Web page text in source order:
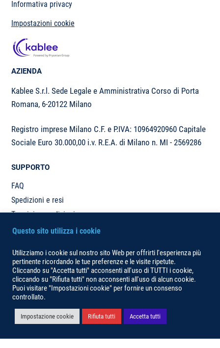
Informativa privacy
Impostazioni cookie
AZIENDA
Kablee S.r.l. Sede Legale e Amministrativa Corso di Porta
Romana, 6-20122 Milano
Registro imprese Milano C.F. e P.IVA: 10964920960 Capitale
Sociale Euro 30.000,00 i.v. R.E.A. di Milano n. MI - 2569286
SUPPORTO
FAQ
Spedizioni e resi
Termini e condizioni
Account
© Kablee powered by Prysmian Group 2026 -
Il mio account Cerca
for:
Questo sito utilizza i cookie
Utilizziamo i cookie sul nostro sito Web per offrirti l'esperienza più
pertinente ricordando le tue preferenze e le visite ripetute.
Cliccando su "Accetta tutti" acconsenti all'uso di TUTTI i cookie,
cliccando su "Rifiuta tutti" non acconsenti all'uso di alcun cookie.
Puoi visitare "Impostazioni cookie" per fornire un consenso
controllato.
Impostazione cookie Rifiuta tutti Accetta tutti